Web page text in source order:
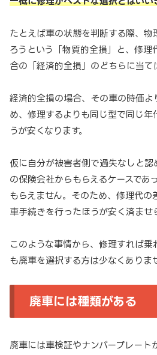
たとえば車の状態を判断する際、物
ろうという「物質的全損」と、修理
合の「経済的全損」のどちらに当て
経済的全損の場合、その車の時価よ
め、修理するよりも同じ型で同じ年
うが安くなります。
仮に自分が被害者側で過失なしと
の保険会社からもらえるケースであ
もらえません。そのため、修理代の
車手続きを行ったほうが安く済ませ
このような事情から、修理すれば乗
も廃車を選択する方は少なくありま
廃車には種類がある
廃車には車検証やナンバープレート